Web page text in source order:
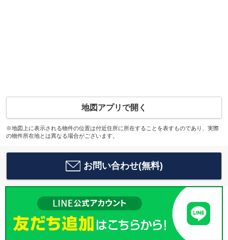
地図アプリで開く
※地図上に表示される物件の位置は付近住所に所在することを表すものであり、実際
の物件所在地とは異なる場合がございます。
お問い合わせ(無料)